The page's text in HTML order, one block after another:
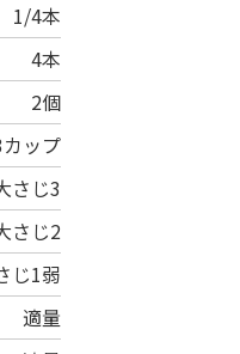
1/4本
4本
2個
ップ
さじ3
さじ2
じ1弱
適量